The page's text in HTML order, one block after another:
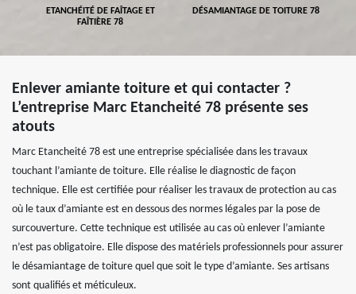
ETANCHÉITÉ DE FAÎTAGE ET
FAÎTIÈRE 78
DÉSAMIANTAGE DE TOITURE 78
Enlever amiante toiture et qui contacter ?
L’entreprise Marc Etancheité 78 présente ses
atouts
Marc Etancheité 78 est une entreprise spécialisée dans les travaux
touchant l’amiante de toiture. Elle réalise le diagnostic de façon
technique. Elle est certifiée pour réaliser les travaux de protection au cas
où le taux d’amiante est en dessous des normes légales par la pose de
surcouverture. Cette technique est utilisée au cas où enlever l’amiante
n’est pas obligatoire. Elle dispose des matériels professionnels pour assurer
le désamiantage de toiture quel que soit le type d’amiante. Ses artisans
sont qualifiés et méticuleux.